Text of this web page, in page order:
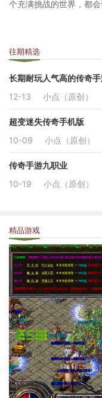
个充满挑战的世界，都会
往期精选
长期耐玩人气高的传奇
12-13
小点（原创）
超变迷失传奇手机版
10-09
小点（原创）
传奇手游九职业
10-19
小点（原创）
精品游戏